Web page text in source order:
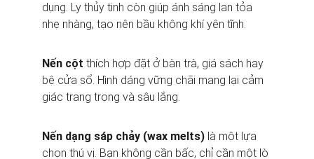
dụng. Ly thủy tinh còn giúp ánh sáng lan tỏa
nhẹ nhàng, tạo nên bầu không khí yên tĩnh.
Nến cột thích hợp đặt ở bàn trà, giá sách hay
bệ cửa sổ. Hình dáng vững chãi mang lại cảm
giác trang trọng và sâu lắng.
Nến dạng sáp chảy (wax melts) là một lựa
chọn thú vị. Bạn không cần bấc, chỉ cần một lò